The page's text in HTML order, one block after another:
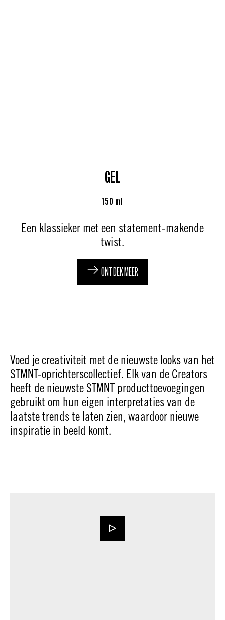
GEL
150 ml
Een klassieker met een statement-makende
twist.
ONTDEK MEER
Voed je creativiteit met de nieuwste looks van het
STMNT-oprichterscollectief. Elk van de Creators
heeft de nieuwste STMNT producttoevoegingen
gebruikt om hun eigen interpretaties van de
laatste trends te laten zien, waardoor nieuwe
inspiratie in beeld komt.